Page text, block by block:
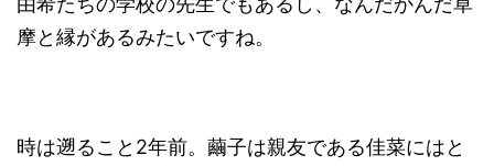
摩と縁があるみたいですね。
時は遡ること2年前。繭子は親友である佳菜にはと